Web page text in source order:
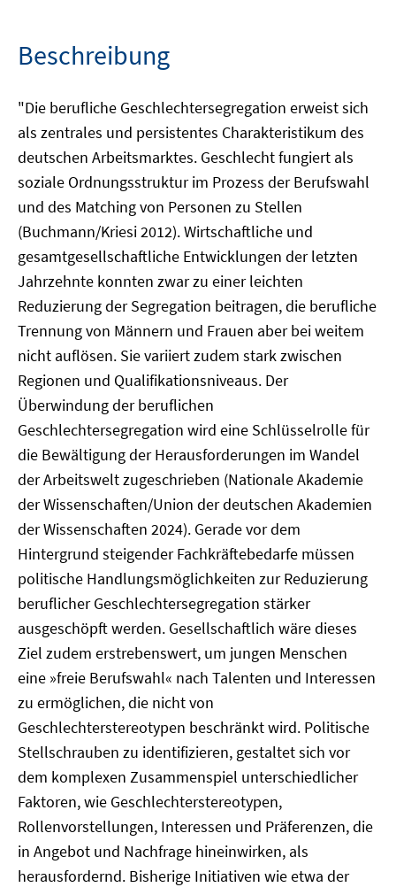
Beschreibung
"Die berufliche Geschlechtersegregation erweist sich
als zentrales und persistentes Charakteristikum des
deutschen Arbeitsmarktes. Geschlecht fungiert als
soziale Ordnungsstruktur im Prozess der Berufswahl
und des Matching von Personen zu Stellen
(Buchmann/Kriesi 2012). Wirtschaftliche und
gesamtgesellschaftliche Entwicklungen der letzten
Jahrzehnte konnten zwar zu einer leichten
Reduzierung der Segregation beitragen, die berufliche
Trennung von Männern und Frauen aber bei weitem
nicht auflösen. Sie variiert zudem stark zwischen
Regionen und Qualifikationsniveaus. Der
Überwindung der beruflichen
Geschlechtersegregation wird eine Schlüsselrolle für
die Bewältigung der Herausforderungen im Wandel
der Arbeitswelt zugeschrieben (Nationale Akademie
der Wissenschaften/Union der deutschen Akademien
der Wissenschaften 2024). Gerade vor dem
Hintergrund steigender Fachkräftebedarfe müssen
politische Handlungsmöglichkeiten zur Reduzierung
beruflicher Geschlechtersegregation stärker
ausgeschöpft werden. Gesellschaftlich wäre dieses
Ziel zudem erstrebenswert, um jungen Menschen
eine »freie Berufswahl« nach Talenten und Interessen
zu ermöglichen, die nicht von
Geschlechterstereotypen beschränkt wird. Politische
Stellschrauben zu identifizieren, gestaltet sich vor
dem komplexen Zusammenspiel unterschiedlicher
Faktoren, wie Geschlechterstereotypen,
Rollenvorstellungen, Interessen und Präferenzen, die
in Angebot und Nachfrage hineinwirken, als
herausfordernd. Bisherige Initiativen wie etwa der